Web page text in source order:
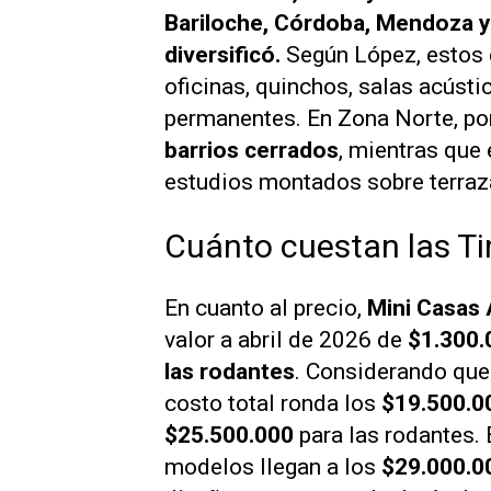
Bariloche, Córdoba, Mendoza
diversificó. Según López,
oficinas, quinchos, salas
permanentes. En Zona Norte,
barrios cerrados, mientras que
estudios montados sobre
Cuánto cuestan las
En cuanto al precio, Mini
valor a abril de 2026 de
las rodantes. Considerando
costo total ronda los
$25.500.000 para las rodantes.
modelos llegan a los